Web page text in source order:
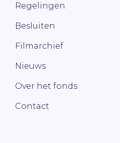
Regelingen
Besluiten
Filmarchief
Nieuws
Over het fonds
Contact